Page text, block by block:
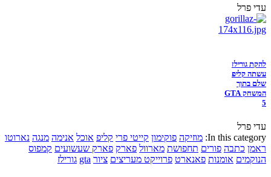
עדי פרל
להקת גורילז
עשתה קליפ
שלם בתוך
המשחק GTA
5
עדי פרל
In this category: מוזיקה פוקימון קייטי פרי קליפ אוכל אנימה מנגה נארוטו
ראמן כתבה פורים תחפושת מארוול פארק פארק שעשועים קמפוס
הנוקמים אומנות פאנארט פרוייקט מעריצים ציור gta גורילז